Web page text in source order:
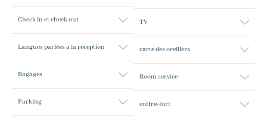
Check in et check out
Langues parlées à la réception
Bagages
Parking
TV
carte des oreillers
Room service
coffre-fort